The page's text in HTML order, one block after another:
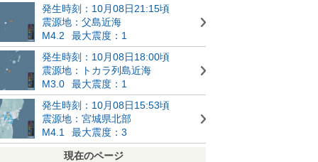
発生時刻：10月08日21:15頃
震源地：父島近海
M4.2
最大震度：1
発生時刻：10月08日18:00頃
震源地：トカラ列島近海
M3.0
最大震度：1
発生時刻：10月08日15:53頃
震源地：宮城県北部
M4.1
最大震度：3
現在のページ